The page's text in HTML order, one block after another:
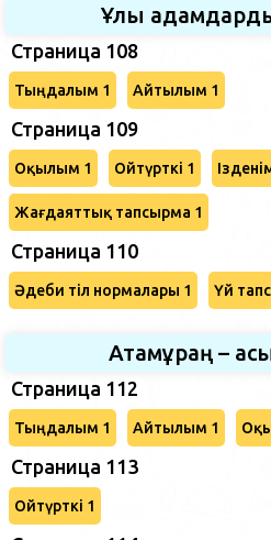
Ұлы
Страница 108
Тыңдалым 1 Айтылым 1
Страница 109
Оқылым 1 Ойтүрткі 1
Жағдаяттық тапсырма 1
Страница 110
Әдеби тіл нормалары 1 Үй
Атамұраң –
Страница 112
Тыңдалым 1 Айтылым 1
Страница 113
Ойтүрткі 1